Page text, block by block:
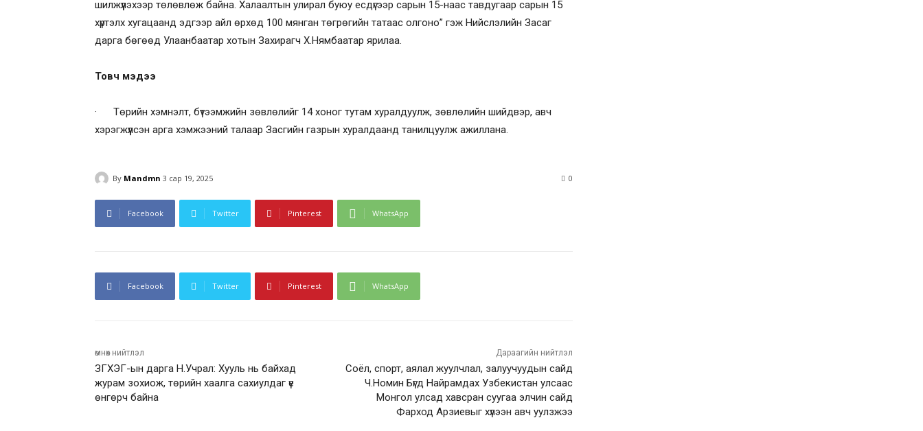
шилжүүлэхээр төлөвлөж байна. Халаалтын улирал буюу есдүгээр сарын 15-наас тавдугаар сарын 15
хүртэлх хугацаанд эдгээр айл өрхөд 100 мянган төгрөгийн татаас олгоно” гэж Нийслэлийн Засаг
дарга бөгөөд Улаанбаатар хотын Захирагч Х.Нямбаатар ярилаа.
Товч мэдээ
· Төрийн хэмнэлт, бүтээмжийн зөвлөлийг 14 хоног тутам хуралдуулж, зөвлөлийн шийдвэр, авч
хэрэгжүүлсэн арга хэмжээний талаар Засгийн газрын хуралдаанд танилцуулж ажиллана.
By Mandmn 3 сар 19, 2025 0
Facebook Twitter Pinterest WhatsApp
Facebook Twitter Pinterest WhatsApp
өмнөх нийтлэл
ЗГХЭГ-ын дарга Н.Учрал: Хууль нь байхад
журам зохиож, төрийн хаалга сахиулдаг үе
өнгөрч байна
Дараагийн нийтлэл
Соёл, спорт, аялал жуулчлал, залуучуудын сайд
Ч.Номин Бүгд Найрамдах Узбекистан улсаас
Монгол улсад хавсран суугаа элчин сайд
Фарход Арзиевыг хүлээн авч уулзжээ